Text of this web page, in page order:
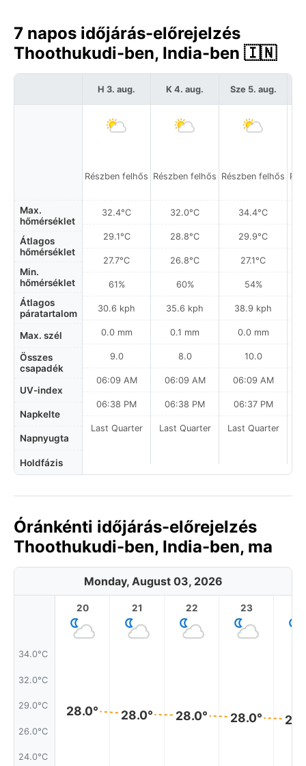
7 napos időjárás-előrejelzés
Thoothukudi-ben, India-ben 🇮🇳
Max.
hőmérséklet
Átlagos
hőmérséklet
Min.
hőmérséklet
Átlagos
páratartalom
Max. szél
Összes
csapadék
UV-index
Napkelte
Napnyugta
Holdfázis
H 3. aug.
Részben felhős
32.4°C
29.1°C
27.7°C
61%
30.6 kph
0.0 mm
9.0
06:09 AM
06:38 PM
Last Quarter
K 4. aug.
Részben felhős
32.0°C
28.8°C
26.8°C
60%
35.6 kph
0.1 mm
8.0
06:09 AM
06:38 PM
Last Quarter
Sze 5. aug.
Részben felhős
34.4°C
29.9°C
27.1°C
54%
38.9 kph
0.0 mm
10.0
06:09 AM
06:37 PM
Last Quarter
Óránkénti időjárás-előrejelzés
Thoothukudi-ben, India-ben, ma
Monday, August 03, 2026
34.0°C
32.0°C
29.0°C
26.0°C
24.0°C
20
28.0°
21
28.0°
22
28.0°
23
28.0°